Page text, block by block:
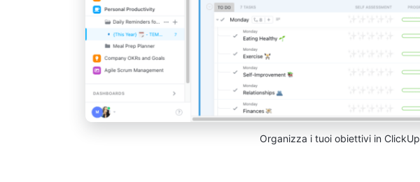
Organizza i tuoi obiettivi in ClickUp